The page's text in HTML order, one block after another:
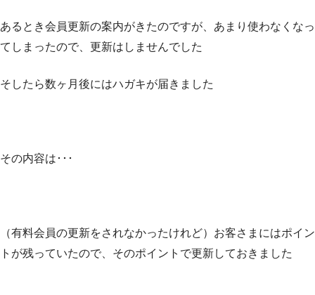
あるとき会員更新の案内がきたのですが、あまり使わなくなっ
てしまったので、更新はしませんでした
そしたら数ヶ月後にはハガキが届きました
その内容は･･･
（有料会員の更新をされなかったけれど）お客さまにはポイン
トが残っていたので、そのポイントで更新しておきました